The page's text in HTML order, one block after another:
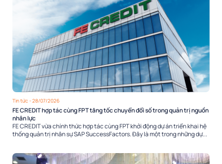
Tin tức - 28/07/2026
FE CREDIT hợp tác cùng FPT tăng tốc chuyển đổi số trong quản trị nguồn
nhân lực
FE CREDIT vừa chính thức hợp tác cùng FPT khởi động dự án triển khai hệ
thống quản trị nhân sự SAP SuccessFactors. Đây là một trong những dự...